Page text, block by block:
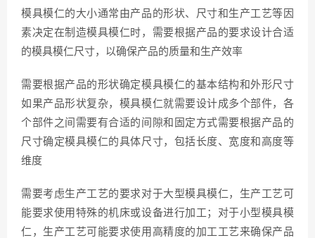
模具模仁的大小通常由产品的形状、尺寸和生产工艺等因
素决定在制造模具模仁时，需要根据产品的要求设计合适
的模具模仁尺寸，以确保产品的质量和生产效率
需要根据产品的形状确定模具模仁的基本结构和外形尺寸
如果产品形状复杂，模具模仁就需要设计成多个部件，各
个部件之间需要有合适的间隙和固定方式需要根据产品的
尺寸确定模具模仁的具体尺寸，包括长度、宽度和高度等
维度
需要考虑生产工艺的要求对于大型模具模仁，生产工艺可
能要求使用特殊的机床或设备进行加工；对于小型模具模
仁，生产工艺可能要求使用高精度的加工工艺来确保产品